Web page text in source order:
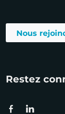
Nous
Restez